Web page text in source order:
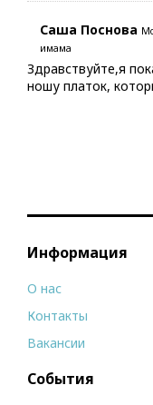
Саша Поснова
имама
Здравствуйте,я
ношу платок,
Информация
О нас
Контакты
Вакансии
События